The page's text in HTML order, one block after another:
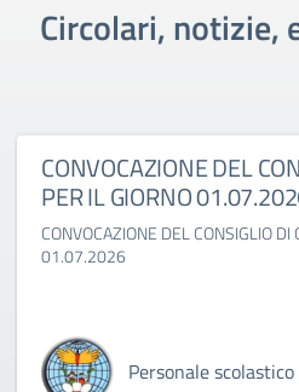
Circolari, notizie,
CONVOCAZIONE DEL
PER IL GIORNO
CONVOCAZIONE DEL CONSIGLIO DI
01.07.2026
Personale scolastico